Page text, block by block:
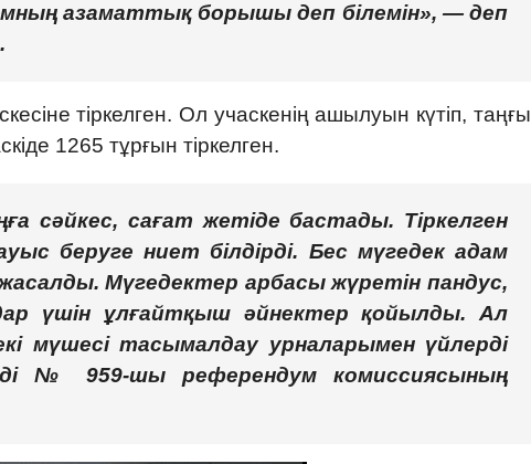
азаматтық борышы деп білемін», — деп
тіркелген. Ол учаскенің ашылуын күтіп, таңғы
1265 тұрғын тіркелген.
сәйкес, сағат жетіде бастады. Тіркелген
беруге ниет білдірді. Бес мүгедек адам
Мүгедектер арбасы жүретін пандус,
үшін ұлғайтқыш әйнектер қойылды. Ал
мүшесі тасымалдау урналарымен үйлерді
№ 959-шы референдум комиссиясының